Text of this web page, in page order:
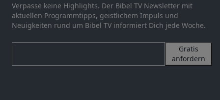
Verpasse keine Highlights. Der Bibel TV Newsletter mit
aktuellen Programmtipps, geistlichem Impuls und
Neuigkeiten rund um Bibel TV informiert Dich jede Woche.
Gratis
anfordern